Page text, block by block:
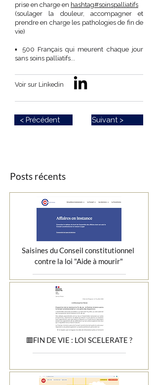
prise en charge en hashtag#soinspalliatifs
(soulager la douleur, accompagner et
prendre en charge les pathologies de fin de
vie)
▪️ 500 Français qui meurent chaque jour
sans soins palliatifs...
Voir sur Linkedin
< Précédent Suivant >
Posts récents
Saisines du Conseil constitutionnel
contre la loi "Aide à mourir"
🟥FIN DE VIE : LOI SCELERATE ?